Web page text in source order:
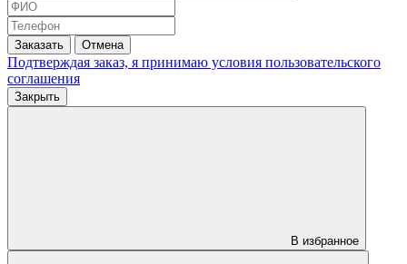
Заказать Отмена
Подтверждая заказ, я принимаю условия пользовательского
соглашения
Закрыть
В избранное